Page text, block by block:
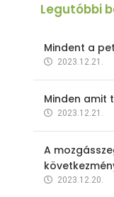
Legutóbbi
Mindent a
2023.12.21.
Minden amit
2023.12.21.
A
2023.12.20.